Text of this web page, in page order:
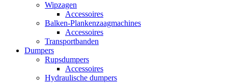
Wipzagen
Accessoires
Balken-Plankenzaagmachines
Accessoires
Transportbanden
Dumpers
Rupsdumpers
Accessoires
Hydraulische dumpers